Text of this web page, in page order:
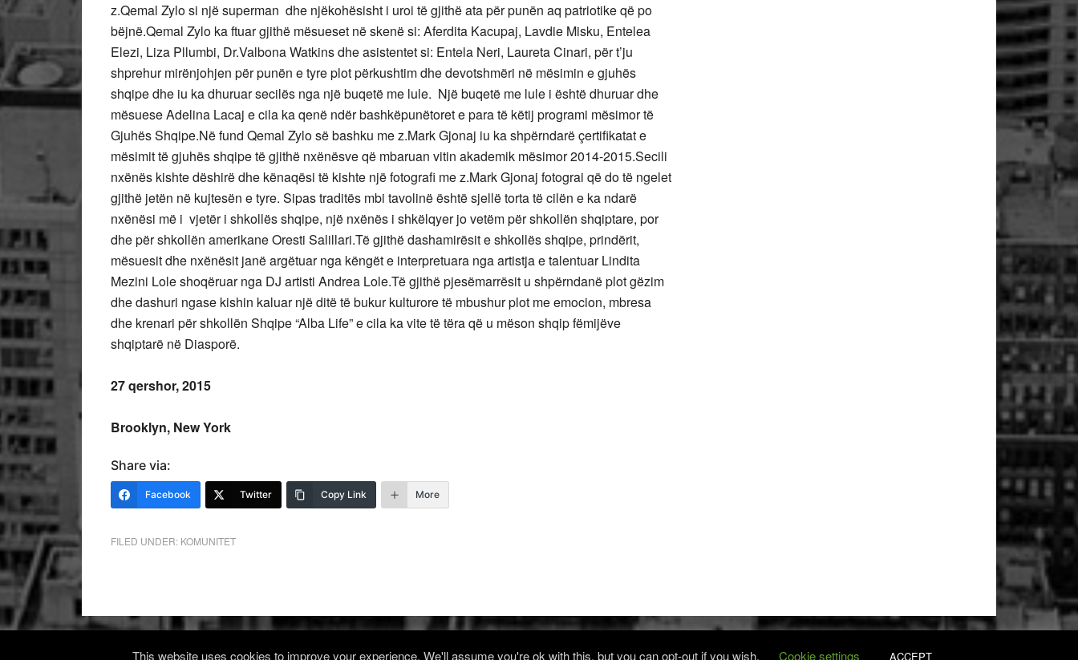
z.Qemal Zylo si një superman dhe njëkohësisht i uroi të gjithë ata për punën aq patriotike që po
bëjnë.Qemal Zylo ka ftuar gjithë mësueset në skenë si: Aferdita Kacupaj, Lavdie Misku, Entelea
Elezi, Liza Pllumbi, Dr.Valbona Watkins dhe asistentet si: Entela Neri, Laureta Cinari, për t’ju
shprehur mirënjohjen për punën e tyre plot përkushtim dhe devotshmëri në mësimin e gjuhës
shqipe dhe iu ka dhuruar secilës nga një buqetë me lule. Një buqetë me lule i është dhuruar dhe
mësuese Adelina Lacaj e cila ka qenë ndër bashkëpunëtoret e para të këtij programi mësimor të
Gjuhës Shqipe.Në fund Qemal Zylo së bashku me z.Mark Gjonaj iu ka shpërndarë çertifikatat e
mësimit të gjuhës shqipe të gjithë nxënësve që mbaruan vitin akademik mësimor 2014-2015.Secili
nxënës kishte dëshirë dhe kënaqësi të kishte një fotografi me z.Mark Gjonaj fotograi që do të ngelet
gjithë jetën në kujtesën e tyre. Sipas traditës mbi tavolinë është sjellë torta të cilën e ka ndarë
nxënësi më i vjetër i shkollës shqipe, një nxënës i shkëlqyer jo vetëm për shkollën shqiptare, por
dhe për shkollën amerikane Oresti Salillari.Të gjithë dashamirësit e shkollës shqipe, prindërit,
mësuesit dhe nxënësit janë argëtuar nga këngët e interpretuara nga artistja e talentuar Lindita
Mezini Lole shoqëruar nga DJ artisti Andrea Lole.Të gjithë pjesëmarrësit u shpërndanë plot gëzim
dhe dashuri ngase kishin kaluar një ditë të bukur kulturore të mbushur plot me emocion, mbresa
dhe krenari për shkollën Shqipe “Alba Life” e cila ka vite të tëra që u mëson shqip fëmijëve
shqiptarë në Diasporë.
27 qershor, 2015
Brooklyn, New York
Share via:
Facebook Twitter Copy Link More
FILED UNDER: KOMUNITET
This website uses cookies to improve your experience. We'll assume you're ok with this, but you can opt-out if you wish. Cookie settings ACCEPT